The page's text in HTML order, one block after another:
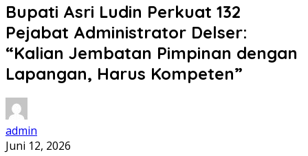
Bupati Asri Ludin Perkuat 132
Pejabat Administrator Delser:
“Kalian Jembatan Pimpinan dengan
Lapangan, Harus Kompeten”
admin
Juni 12, 2026